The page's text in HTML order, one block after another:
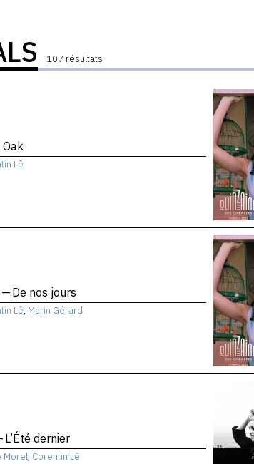
107 résultats
Lê
De nos jours
Lê, Marin Gérard
L’Été dernier
Morel, Corentin Lê